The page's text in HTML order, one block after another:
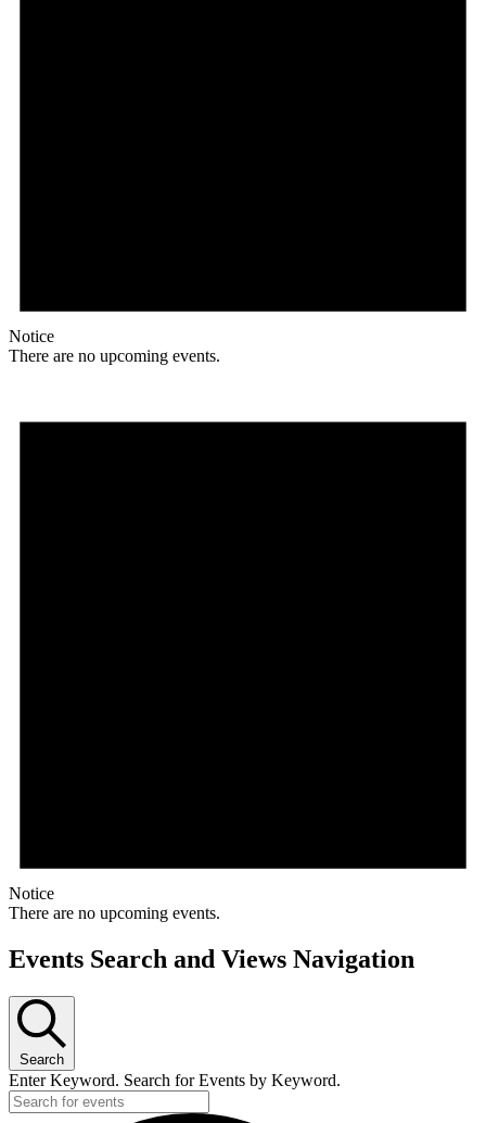
Notice
There are no upcoming events.
Notice
There are no upcoming events.
Events Search and Views Navigation
Search
Enter Keyword. Search for Events by Keyword.